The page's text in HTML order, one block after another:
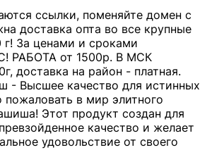
ссылки, поменяйте домен с
доставка опта во все крупные
За ценами и сроками
РАБОТА от 1500р. В МСК
доставка на район - платная.
- Высшее качество для истинных
пожаловать в мир элитного
Этот продукт создан для
качество и желает
удовольствие от своего